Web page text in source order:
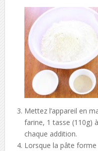
Mettez l’appareil en
farine, 1 tasse (110g)
chaque addition.
Lorsque la pâte